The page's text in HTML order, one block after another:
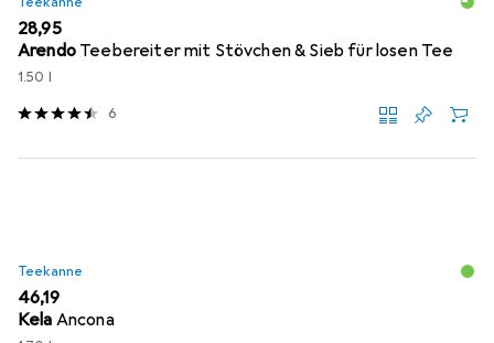
EUR
28,95
Arendo Teebereiter mit Stövchen & Sieb für losen Tee
1.50 l
6
Teekanne
EUR
46,19
Kela Ancona